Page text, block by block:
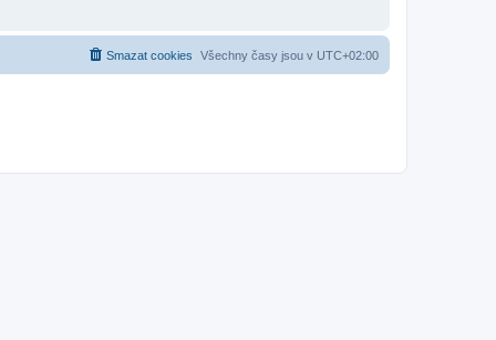
Všechny časy jsou v UTC+02:00
Smazat cookies